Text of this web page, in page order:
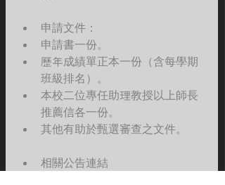
申請文件：
申請書一份。
歷年成績單正本一份（含每學期
班級排名）。
本校二位專任助理教授以上師長
推薦信各一份。
其他有助於甄選審查之文件。
相關公告連結